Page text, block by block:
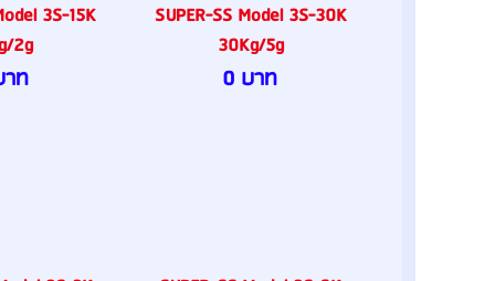
3S-15K
2g
ท
SUPER-SS Model 3S-30K
30Kg/5g
0 บาท